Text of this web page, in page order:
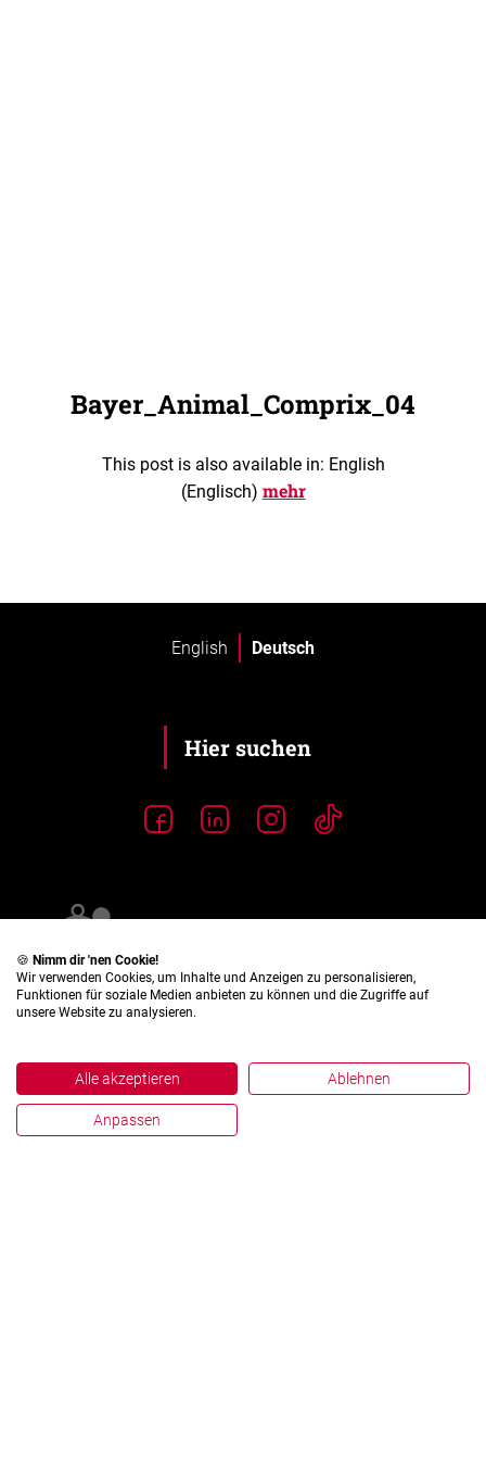
Bayer_Animal_Comprix_04
This post is also available in: English
(Englisch) mehr
English Deutsch
🍪 Nimm dir 'nen Cookie!
Wir verwenden Cookies, um Inhalte und Anzeigen zu personalisieren,
Funktionen für soziale Medien anbieten zu können und die Zugriffe auf
unsere Website zu analysieren.
Alle akzeptieren Ablehnen
Anpassen